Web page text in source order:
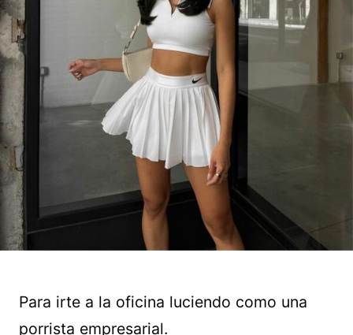
Para irte a la oficina luciendo como una
porrista empresarial.